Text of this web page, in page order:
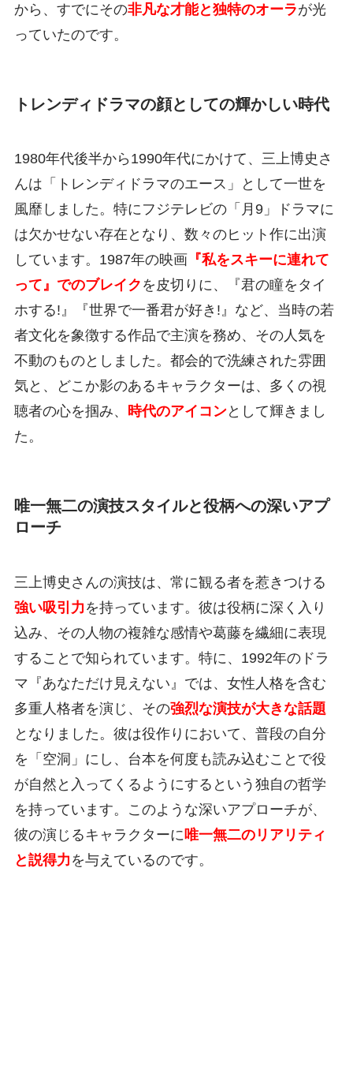
から、すでにその非凡な才能と独特のオーラが光
っていたのです。
トレンディドラマの顔としての輝かしい時代
1980年代後半から1990年代にかけて、三上博史さ
んは「トレンディドラマのエース」として一世を
風靡しました。特にフジテレビの「月9」ドラマに
は欠かせない存在となり、数々のヒット作に出演
しています。1987年の映画 『私をスキーに連れて
って』でのブレイク を皮切りに、『君の瞳をタイ
ホする!』『世界で一番君が好き!』など、当時の若
者文化を象徴する作品で主演を務め、その人気を
不動のものとしました。都会的で洗練された雰囲
気と、どこか影のあるキャラクターは、多くの視
聴者の心を掴み、 時代のアイコンとして輝きまし
た。
唯一無二の演技スタイルと役柄への深いアプ
ローチ
三上博史さんの演技は、常に観る者を惹きつける
強い吸引力 を持っています。彼は役柄に深く入り
込み、その人物の複雑な感情や葛藤を繊細に表現
することで知られています。特に、1992年のドラ
マ『あなただけ見えない』では、女性人格を含む
多重人格者を演じ、その強烈な演技が大きな話題
となりました。彼は役作りにおいて、普段の自分
を「空洞」にし、台本を何度も読み込むことで役
が自然と入ってくるようにするという独自の哲学
を持っています。このような深いアプローチが、
彼の演じるキャラクターに 唯一無二のリアリティ
と説得力 を与えているのです。